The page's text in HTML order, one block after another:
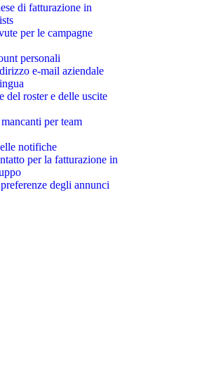
di fatturazione in
per le campagne
personali
e-mail aziendale
del roster e delle uscite
per team
notifiche
per la fatturazione in
degli annunci